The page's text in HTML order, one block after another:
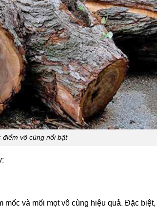
vô cùng nổi bật
và mối mọt vô cùng hiệu quả. Đặc biệt,